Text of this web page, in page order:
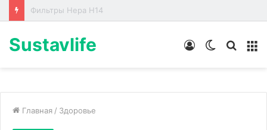
Лабораторные стенды по направлениям
Sustavlife
Switch
Войти
Главная / Здоровье